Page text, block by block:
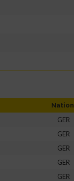
Nation
GER
GER
GER
GER
GER